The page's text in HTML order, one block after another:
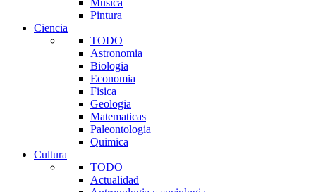
Pintura
Ciencia
TODO
Astronomia
Biologia
Economia
Fisica
Geologia
Matematicas
Paleontologia
Quimica
Cultura
TODO
Actualidad